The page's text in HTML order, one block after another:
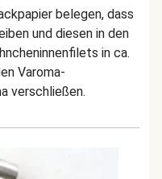
belegen, dass
und diesen in den
in ca.
Varoma-
verschließen.